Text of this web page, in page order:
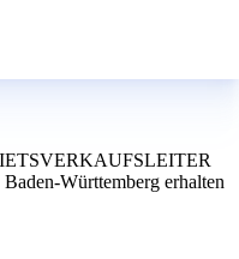
Württemberg erhalten